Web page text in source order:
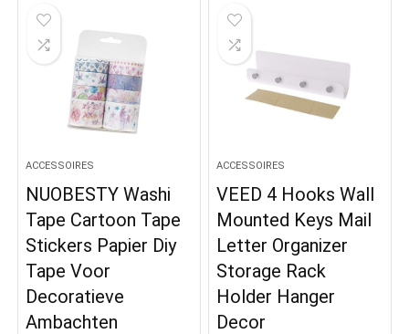
ACCESSOIRES
NUOBESTY Washi
Tape Cartoon Tape
Stickers Papier Diy
Tape Voor
Decoratieve
Ambachten
ACCESSOIRES
VEED 4 Hooks Wall
Mounted Keys Mail
Letter Organizer
Storage Rack
Holder Hanger
Decor